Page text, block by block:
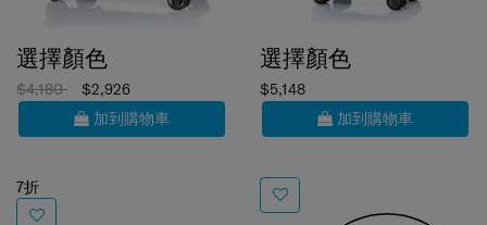
$4,180
$2,926
加到購物車
$5,148
加到購物車